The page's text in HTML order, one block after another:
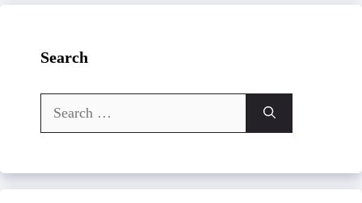
Search
Search
for: